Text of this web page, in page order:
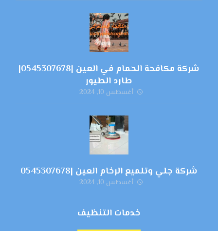
شركة مكافحة الحمام في العين |0545307678|
طارد الطيور
أغسطس 10, 2024
شركة جلي وتلميع الرخام العين |0545307678
أغسطس 10, 2024
خدمات التنظيف